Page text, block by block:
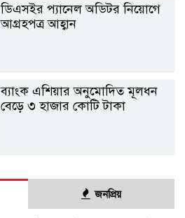
ডিএসইর প্যানেল অডিটর নিয়োগে
আগ্রহপত্র আহ্বান
ব্যাংক এশিয়ার অনুমোদিত মূলধন
বেড়ে ৩ হাজার কোটি টাকা
জনপ্রিয়